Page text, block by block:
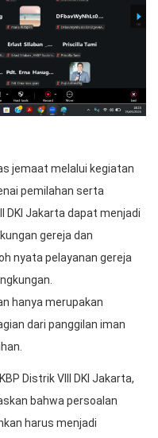
jemaat melalui kegiatan
pemilahan serta
DKI Jakarta dapat menjadi
gereja dan
nyata pelayanan gereja
hanya merupakan
dari panggilan iman
Distrik VIII DKI Jakarta,
bahwa persoalan
harus menjadi